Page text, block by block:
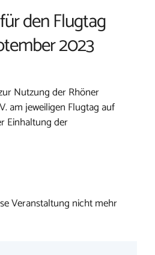
den Flugtag
2023
Nutzung der Rhöner
am jeweiligen Flugtag auf
Einhaltung der
Veranstaltung nicht mehr